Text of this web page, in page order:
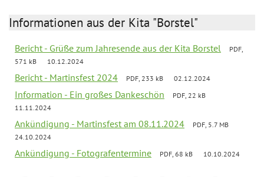
Informationen aus der Kita "Borstel"
Bericht - Grüße zum Jahresende aus der Kita Borstel
PDF,
571 kB
10.12.2024
Bericht - Martinsfest 2024 PDF, 233 kB 02.12.2024
Information - Ein großes Dankeschön
PDF, 22 kB
11.11.2024
Ankündigung - Martinsfest am 08.11.2024
PDF, 5.7 MB
24.10.2024
Ankündigung - Fotografentermine PDF, 68 kB 10.10.2024